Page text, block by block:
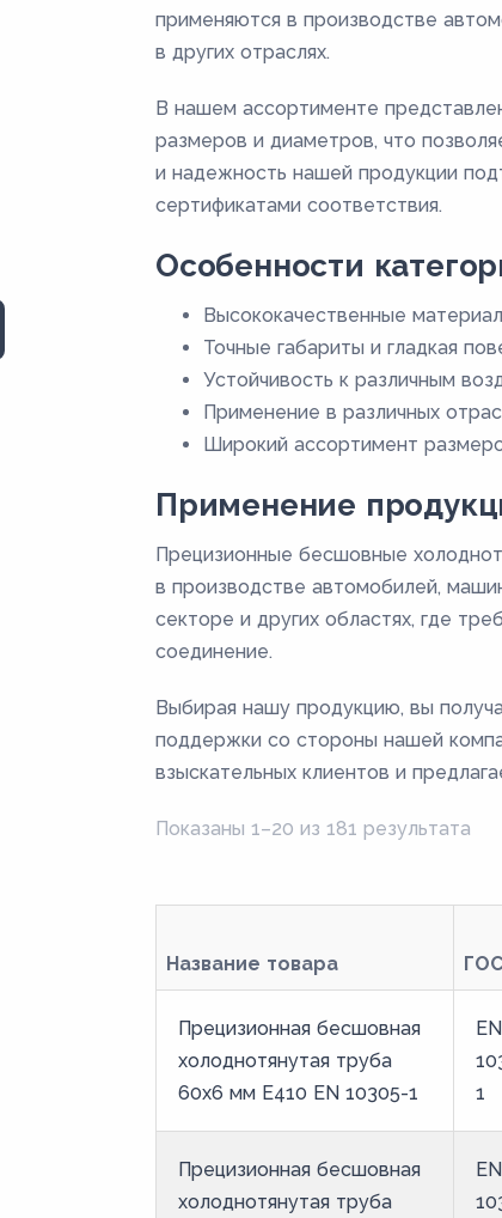
применяются в производстве
в других отраслях.
В нашем ассортименте
размеров и диаметров, что
и надежность нашей продукции
сертификатами соответствия.
Особенности
Высококачественные
Точные габариты и гладкая
Устойчивость к различным
Применение в различных
Широкий ассортимент
Применение
Прецизионные бесшовные
в производстве автомобилей,
секторе и других областях, где
соединение.
Выбирая нашу продукцию, вы
поддержки со стороны нашей
взыскательных клиентов и
Показаны 1–20 из 181 результата
Название товара
Прецизионная бесшовная
холоднотянутая труба
60х6 мм E410 EN 10305-1
EN
1
Прецизионная бесшовная
холоднотянутая труба
EN